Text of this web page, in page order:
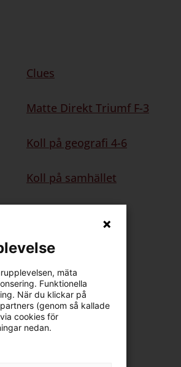
Clues
Matte Direkt Triumf F-3
Koll på geografi 4-6
Koll på samhället
Fysik Direkt
mäta
Funktionella
När du klickar på
(genom så kallade
cookies för
nedan.